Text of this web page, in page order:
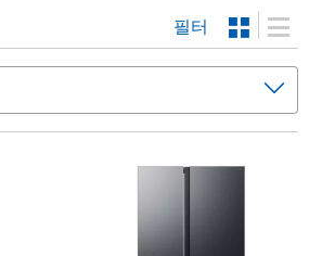
필터